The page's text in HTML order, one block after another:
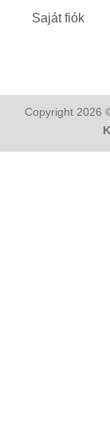
Saját fiók
Copyright 2026